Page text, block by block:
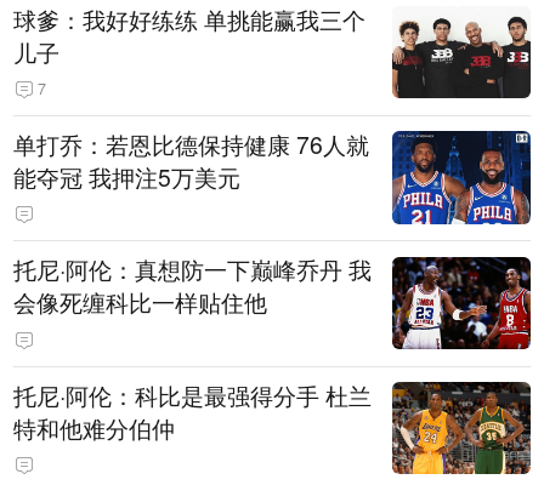
球爹：我好好练练 单挑能赢我三个
儿子
7
单打乔：若恩比德保持健康 76人就
能夺冠 我押注5万美元
托尼·阿伦：真想防一下巅峰乔丹 我
会像死缠科比一样贴住他
托尼·阿伦：科比是最强得分手 杜兰
特和他难分伯仲